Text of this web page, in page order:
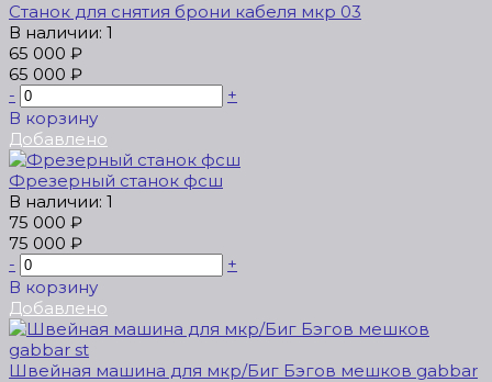
Станок для снятия брони кабеля мкр 03
В наличии: 1
65 000 ₽
65 000 ₽
-
+
В корзину
Добавлено
Фрезерный станок фсш
В наличии: 1
75 000 ₽
75 000 ₽
-
+
В корзину
Добавлено
Швейная машина для мкр/Биг Бэгов мешков gabbar